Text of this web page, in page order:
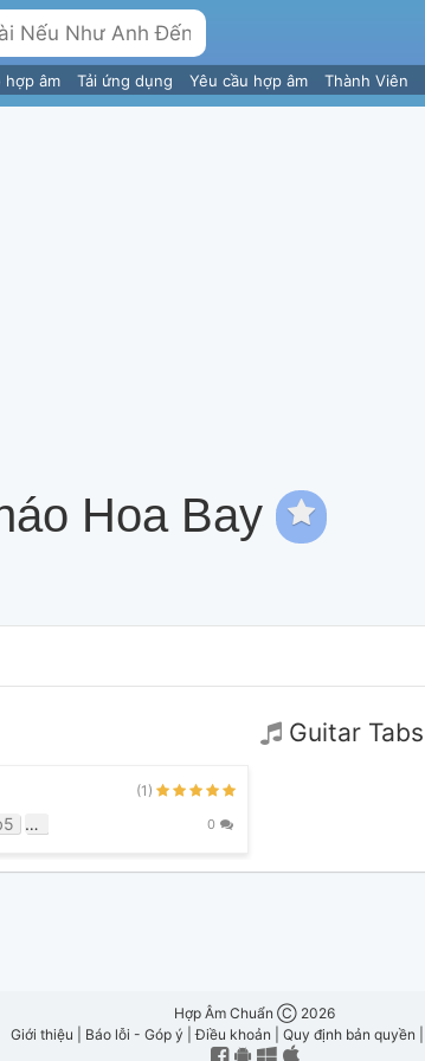
hợp âm Tải ứng dụng Yêu cầu hợp âm Thành Viên
Hoa Bay
(1)
C Em7
0
Guitar Tabs
Hợp Âm Chuẩn Ⓒ 2026
Giới thiệu
Báo lỗi - Góp ý |Điều khoản Quy định bản quyền